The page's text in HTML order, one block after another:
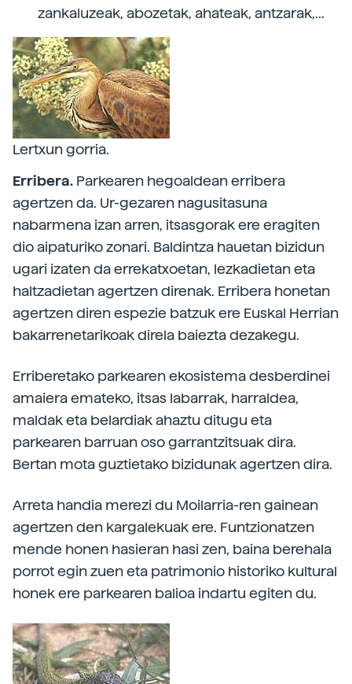
zankaluzeak, abozetak, ahateak, antzarak,...
Lertxun gorria.
Erribera. Parkearen hegoaldean erribera
agertzen da. Ur-gezaren nagusitasuna
nabarmena izan arren, itsasgorak ere eragiten
dio aipaturiko zonari. Baldintza hauetan bizidun
ugari izaten da errekatxoetan, lezkadietan eta
haltzadietan agertzen direnak. Erribera honetan
agertzen diren espezie batzuk ere Euskal Herrian
bakarrenetarikoak direla baiezta dezakegu.
Erriberetako parkearen ekosistema desberdinei
amaiera emateko, itsas labarrak, harraldea,
maldak eta belardiak ahaztu ditugu eta
parkearen barruan oso garrantzitsuak dira.
Bertan mota guztietako bizidunak agertzen dira.
Arreta handia merezi du Moilarria-ren gainean
agertzen den kargalekuak ere. Funtzionatzen
mende honen hasieran hasi zen, baina berehala
porrot egin zuen eta patrimonio historiko kultural
honek ere parkearen balioa indartu egiten du.